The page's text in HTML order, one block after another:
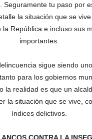
Seguramente tu paso por
la situación que se
República e incluso sus
importantes.
sigue siendo
para los gobiernos
la realidad es que un
la situación que se vive,
índices delictivos.